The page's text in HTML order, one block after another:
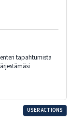
tapahtumista
USER ACTIONS